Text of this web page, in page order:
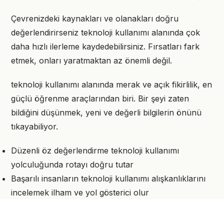
Çevrenizdeki kaynakları ve olanakları doğru
değerlendirirseniz teknoloji kullanımı alanında çok
daha hızlı ilerleme kaydedebilirsiniz. Fırsatları fark
etmek, onları yaratmaktan az önemli değil.
teknoloji kullanımı alanında merak ve açık fikirlilik, en
güçlü öğrenme araçlarından biri. Bir şeyi zaten
bildiğini düşünmek, yeni ve değerli bilgilerin önünü
tıkayabiliyor.
Düzenli öz değerlendirme teknoloji kullanımı
yolculuğunda rotayı doğru tutar
Başarılı insanların teknoloji kullanımı alışkanlıklarını
incelemek ilham ve yol gösterici olur